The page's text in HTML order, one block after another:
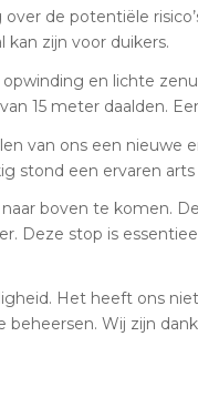
de potentiële
zijn voor duikers.
en lichte
15 meter daalden.
van ons een
stond een ervaren
boven te komen.
Deze stop is
Het heeft ons
Wij zijn